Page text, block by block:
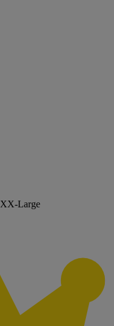
XX-Large